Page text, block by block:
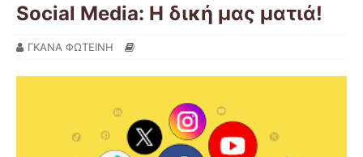
Social Media: Η δική μας ματιά!
ΓΚΑΝΑ ΦΩΤΕΙΝΗ